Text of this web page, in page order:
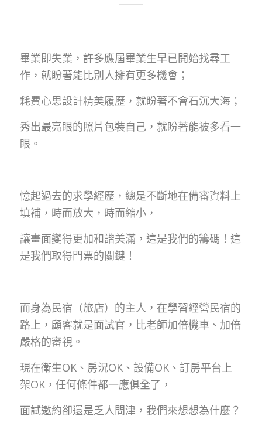
畢業即失業，許多應屆畢業生早已開始找尋工
作，就盼著能比別人擁有更多機會；
耗費心思設計精美履歷，就盼著不會石沉大海；
秀出最亮眼的照片包裝自己，就盼著能被多看一
眼。
憶起過去的求學經歷，總是不斷地在備審資料上
填補，時而放大，時而縮小，
讓畫面變得更加和諧美滿，這是我們的籌碼！這
是我們取得門票的關鍵！
而身為民宿（旅店）的主人，在學習經營民宿的
路上，顧客就是面試官，比老師加倍機車、加倍
嚴格的審視。
現在衛生OK、房況OK、設備OK、訂房平台上
架OK，任何條件都一應俱全了，
面試邀約卻還是乏人問津，我們來想想為什麼？